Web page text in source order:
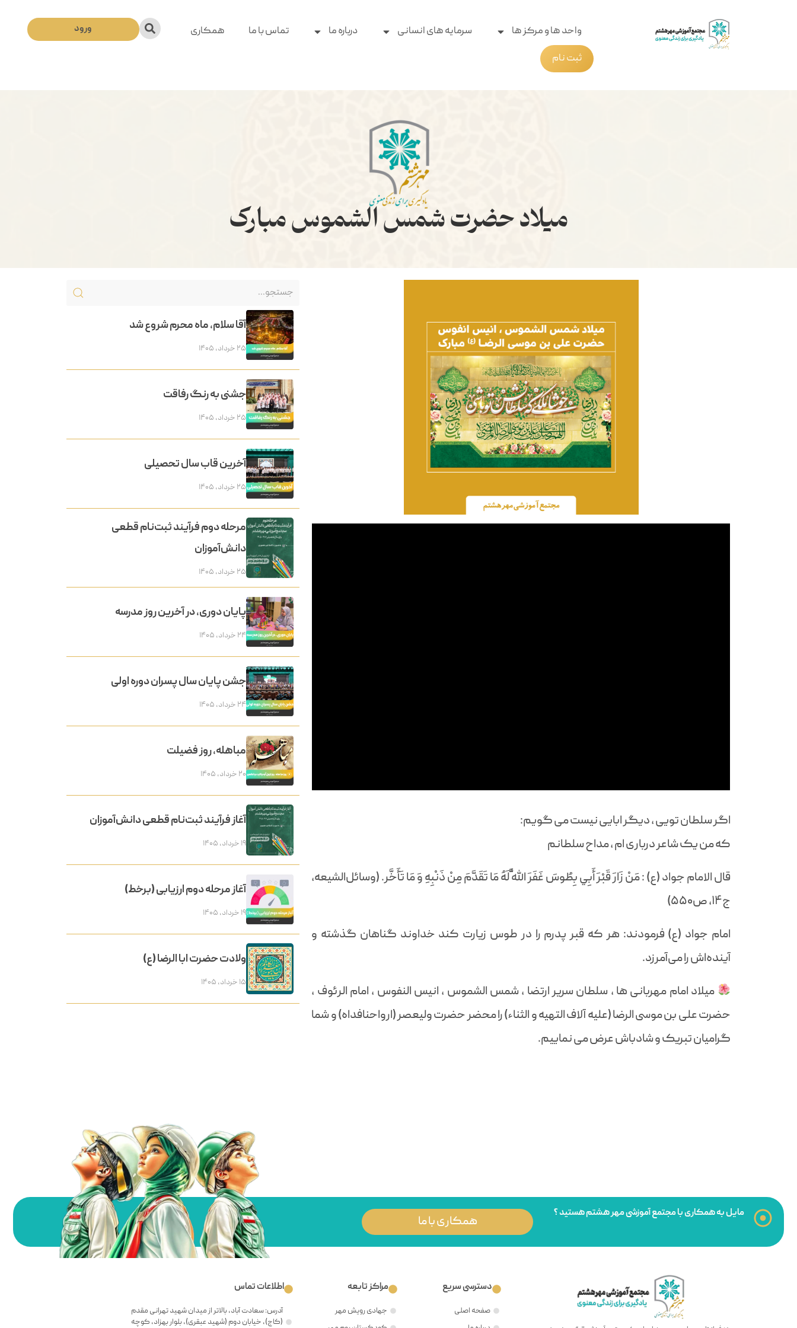
واحد ها و مرکز ها سرمایه های انسانی درباره ما تماس با ما
همکاری
ثبت نام
ورود
میلاد حضرت شمس الشموس مبارک
اگر سلطان تویی ، دیگر ابایی نیست می گویم:
که من یک شاعر درباری ام ، مداح سلطانم
قال الامام جواد (ع) : مَنْ زَارَ قَبْرَ أَبِي بِطُوسَ غَفَرَ اللَّهُ لَهُ مَا تَقَدَّمَ مِنْ ذَنْبِهِ وَ مَا تَأَخَّر. (وسائل‌الشیعه،
ج۱۴، ص۵۵۰)
امام جواد (ع) فرمودند: هر که قبر پدرم را در طوس زیارت کند خداوند گناهان گذشته و
آینده‌اش را می‌آمرزد.
میلاد امام مهربانی ها ، سلطان سریر ارتضا ، شمس الشموس ، انیس النفوس ، امام الرئوف ،
حضرت علی بن موسی الرضا (علیه آلاف التهیه و الثناء) را محضر حضرت ولیعصر (ارواحنافداه) و شما
گرامیان تبریک و شادباش عرض می نماییم.
آقا سلام، ماه محرم شروع شد
۲۵ خرداد, ۱۴۰۵
جشنی به رنگ رفاقت
۲۵ خرداد, ۱۴۰۵
آخرین قاب سال تحصیلی
۲۵ خرداد, ۱۴۰۵
مرحله دوم فرآیند ثبت‌نام قطعی
دانش‌آموزان
۲۵ خرداد, ۱۴۰۵
پایان دوری، در آخرین روز مدرسه
۲۴ خرداد, ۱۴۰۵
جشن پایان سال پسران دوره اولی
۲۴ خرداد, ۱۴۰۵
مباهله، روز فضیلت
۲۰ خرداد, ۱۴۰۵
آغاز فرآیند ثبت‌نام قطعی دانش‌آموزان
۱۹ خرداد, ۱۴۰۵
آغاز مرحله دوم ارزیابی (برخط)
۱۹ خرداد, ۱۴۰۵
ولادت حضرت ابا الرضا (ع)
۱۵ خرداد, ۱۴۰۵
مایل به همکاری با مجتمع آموزشی مهر هشتم هستید ؟
همکاری با ما
دسترسی سریع
صفحه اصلی
مراکز تابعه
جهادی رویش مهر
اطلاعات تماس
آدرس: سعادت آباد، بالاتر از میدان شهید تهرانی مقدم
(کاج)، خیابان دوم (شهید عبقری)، بلوار بهزاد، کوچه